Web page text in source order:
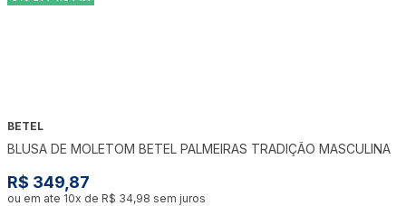
BETEL
BLUSA DE MOLETOM BETEL PALMEIRAS TRADIÇÃO MASCULINA
R$ 349,87
ou em ate 10x de R$ 34,98 sem juros